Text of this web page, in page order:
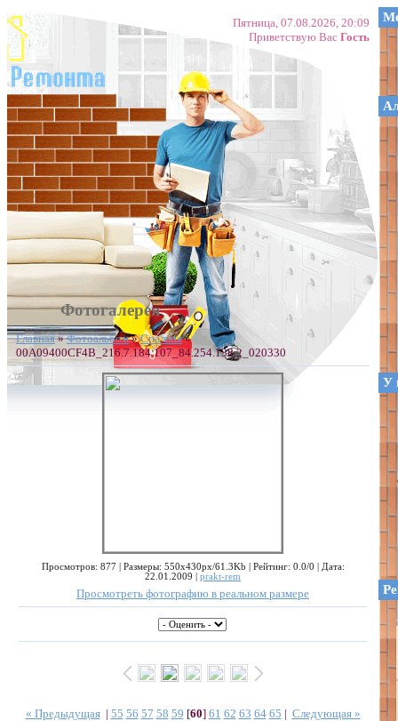
Пятница, 07.08.2026, 20:09
Приветствую Вас Гость
Фотогалерея
Главная»Фотоальбом»Спальня»
00A09400CF4B_216.7.184.107_84.254.138.2_020330
Просмотров: 877 | Размеры: 550x430px/61.3Kb | Рейтинг: 0.0/0 | Дата:
22.01.2009 | prakt-rem
Просмотреть фотографию в реальном размере
« Предыдущая| 55 56 57 58 59 [60] 61 62 63 64 65 | Следующая »
У